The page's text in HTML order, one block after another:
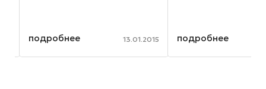
тайваньской компании,
правда, ...
подробнее 13.01.2015
такие
подробнее